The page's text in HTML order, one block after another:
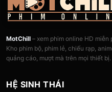
MotChill – xem phim online HD miễn
Kho phim bộ, phim lẻ, chiếu rạp,
quảng cáo, mượt mà trên mọi thiết bị.
HỆ SINH THÁI